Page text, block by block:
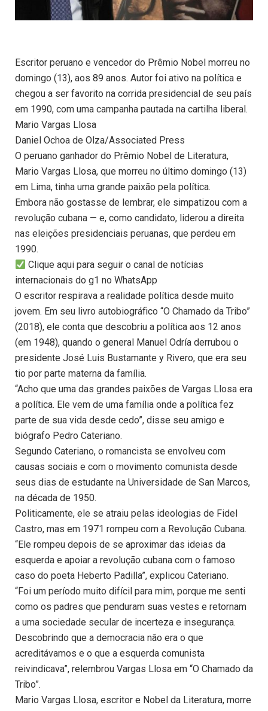
Escritor peruano e vencedor do Prêmio Nobel morreu no
domingo (13), aos 89 anos. Autor foi ativo na política e
chegou a ser favorito na corrida presidencial de seu país
em 1990, com uma campanha pautada na cartilha liberal.
Mario Vargas Llosa
Daniel Ochoa de Olza/Associated Press
O peruano ganhador do Prêmio Nobel de Literatura,
Mario Vargas Llosa, que morreu no último domingo (13)
em Lima, tinha uma grande paixão pela política.
Embora não gostasse de lembrar, ele simpatizou com a
revolução cubana — e, como candidato, liderou a direita
nas eleições presidenciais peruanas, que perdeu em
1990.
Clique aqui para seguir o canal de notícias
internacionais do g1 no WhatsApp
O escritor respirava a realidade política desde muito
jovem. Em seu livro autobiográfico “O Chamado da Tribo”
(2018), ele conta que descobriu a política aos 12 anos
(em 1948), quando o general Manuel Odría derrubou o
presidente José Luis Bustamante y Rivero, que era seu
tio por parte materna da família.
“Acho que uma das grandes paixões de Vargas Llosa era
a política. Ele vem de uma família onde a política fez
parte de sua vida desde cedo”, disse seu amigo e
biógrafo Pedro Cateriano.
Segundo Cateriano, o romancista se envolveu com
causas sociais e com o movimento comunista desde
seus dias de estudante na Universidade de San Marcos,
na década de 1950.
Politicamente, ele se atraiu pelas ideologias de Fidel
Castro, mas em 1971 rompeu com a Revolução Cubana.
“Ele rompeu depois de se aproximar das ideias da
esquerda e apoiar a revolução cubana com o famoso
caso do poeta Heberto Padilla”, explicou Cateriano.
“Foi um período muito difícil para mim, porque me senti
como os padres que penduram suas vestes e retornam
a uma sociedade secular de incerteza e insegurança.
Descobrindo que a democracia não era o que
acreditávamos e o que a esquerda comunista
reivindicava”, relembrou Vargas Llosa em “O Chamado da
Tribo”.
Mario Vargas Llosa, escritor e Nobel da Literatura, morre